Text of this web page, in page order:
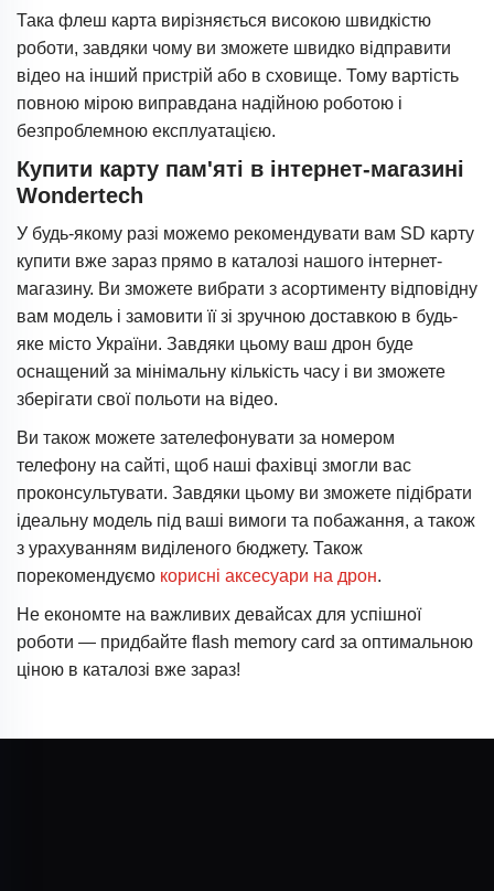
Така флеш карта вирізняється високою швидкістю
роботи, завдяки чому ви зможете швидко відправити
відео на інший пристрій або в сховище. Тому вартість
повною мірою виправдана надійною роботою і
безпроблемною експлуатацією.
Купити карту пам'яті в інтернет-магазині
Wondertech
У будь-якому разі можемо рекомендувати вам SD карту
купити вже зараз прямо в каталозі нашого інтернет-
магазину. Ви зможете вибрати з асортименту відповідну
вам модель і замовити її зі зручною доставкою в будь-
яке місто України. Завдяки цьому ваш дрон буде
оснащений за мінімальну кількість часу і ви зможете
зберігати свої польоти на відео.
Ви також можете зателефонувати за номером
телефону на сайті, щоб наші фахівці змогли вас
проконсультувати. Завдяки цьому ви зможете підібрати
ідеальну модель під ваші вимоги та побажання, а також
з урахуванням виділеного бюджету. Також
порекомендуємо корисні аксесуари на дрон.
Не економте на важливих девайсах для успішної
роботи — придбайте flash memory card за оптимальною
ціною в каталозі вже зараз!